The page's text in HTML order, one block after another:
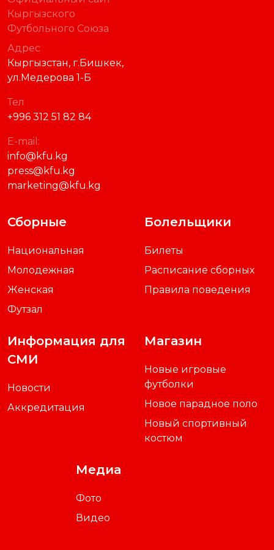
Кыргызского
Футбольного Союза
Адрес
Кыргызстан, г.Бишкек,
ул.Медерова 1-Б
Тел
+996 312 51 82 84
E-mail:
info@kfu.kg
press@kfu.kg
marketing@kfu.kg
Сборные
Национальная
Молодежная
Женская
Футзал
Болельщики
Билеты
Расписание сборных
Правила поведения
Информация для
СМИ
Новости
Аккредитация
Магазин
Новые игровые
футболки
Новое парадное поло
Новый спортивный
костюм
Медиа
Фото
Видео